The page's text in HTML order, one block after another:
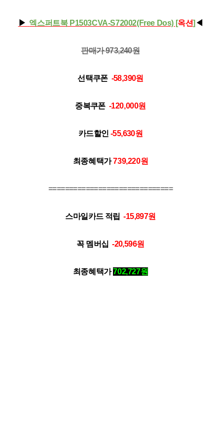
▶ 엑스퍼트북 P1503CVA-S72002(Free Dos) [옥션] ◀
판매가 973,240원
선택쿠폰 -58,390원
중복쿠폰 -120,000원
카드할인 -55,630원
최종혜택가739,220원
==============================
스마일카드 적립 -15,897원
꼭 멤버십 -20,596원
최종혜택가 702,727원